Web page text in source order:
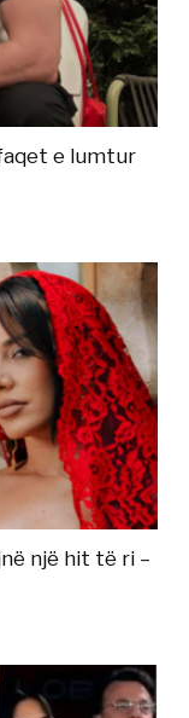
e lumtur
një hit të ri –